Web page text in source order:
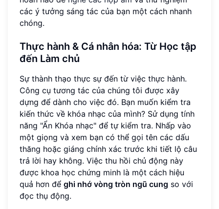
các ý tưởng sáng tác của bạn một cách nhanh
chóng.
Thực hành & Cá nhân hóa: Từ Học tập
đến Làm chủ
Sự thành thạo thực sự đến từ việc thực hành.
Công cụ tương tác của chúng tôi được xây
dựng để dành cho việc đó. Bạn muốn kiểm tra
kiến thức về khóa nhạc của mình? Sử dụng tính
năng "Ẩn Khóa nhạc" để tự kiểm tra. Nhấp vào
một giọng và xem bạn có thể gọi tên các dấu
thăng hoặc giáng chính xác trước khi tiết lộ câu
trả lời hay không. Việc thu hồi chủ động này
được khoa học chứng minh là một cách hiệu
quả hơn để ghi nhớ vòng tròn ngũ cung so với
đọc thụ động.